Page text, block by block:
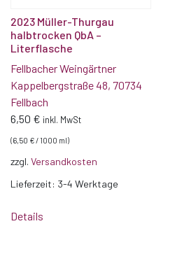
2023 Müller-Thurgau
halbtrocken QbA –
Literflasche
Fellbacher Weingärtner
Kappelbergstraße 48, 70734
Fellbach
6,50 € inkl. MwSt
(6,50 €/ 1000 ml)
zzgl. Versandkosten
Lieferzeit: 3-4 Werktage
Details